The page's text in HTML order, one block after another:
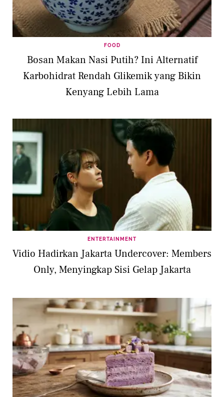
FOOD
Bosan Makan Nasi Putih? Ini Alternatif
Karbohidrat Rendah Glikemik yang Bikin
Kenyang Lebih Lama
ENTERTAINMENT
Vidio Hadirkan Jakarta Undercover: Members
Only, Menyingkap Sisi Gelap Jakarta